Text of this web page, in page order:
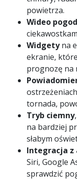
powietrza.
Wideo
Widgetyna
ekranie,
prognozę na
tornada,
Tryb ciemny
na bardziej
słabym
Integracja z
Siri, Google
sprawdzić